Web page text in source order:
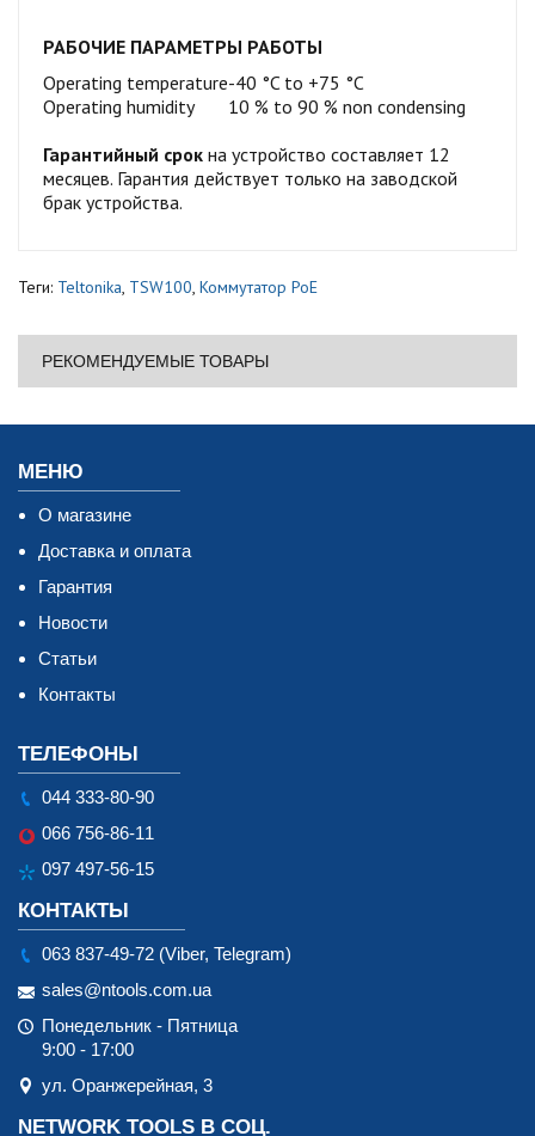
РАБОЧИЕ ПАРАМЕТРЫ РАБОТЫ
Operating temperature-40 °C to +75 °C
Operating humidity
10 % to 90 % non condensing
Гарантийный срок на устройство составляет 12
месяцев. Гарантия действует только на заводской
брак устройства.
Теги: Teltonika, TSW100, Коммутатор PoE
РЕКОМЕНДУЕМЫЕ ТОВАРЫ
МЕНЮ
О магазине
Доставка и оплата
Гарантия
Новости
Статьи
Контакты
ТЕЛЕФОНЫ
044 333-80-90
066 756-86-11
097 497-56-15
КОНТАКТЫ
063 837-49-72 (Viber, Telegram)
sales@ntools.com.ua
Понедельник - Пятница
9:00 - 17:00
ул. Оранжерейная, 3
NETWORK TOOLS В СОЦ.